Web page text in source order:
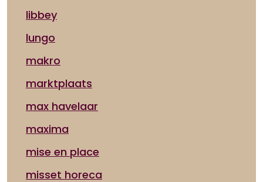
libbey
lungo
makro
marktplaats
max havelaar
maxima
mise en place
misset horeca